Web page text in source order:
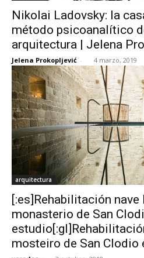
Nikolai Ladovsky: la
método psicoanalítico
arquitectura | Jelena
Jelena Prokopljević - 4 marzo, 2019
arquitectura
[:es]Rehabilitación nave
monasterio de San
mosteiro de San Clodio